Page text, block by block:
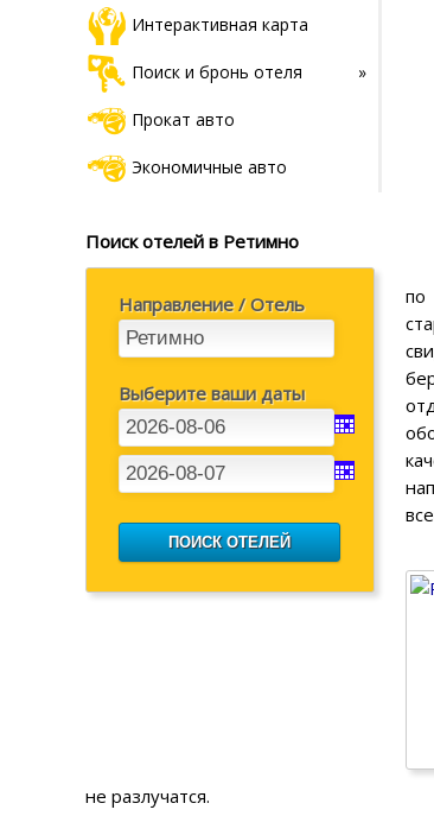
Интерактивная карта
Поиск и бронь отеля
Прокат авто
Экономичные авто
Поиск отелей в Ретимно
Направление / Отель
Выберите ваши даты
по
не разлучатся.